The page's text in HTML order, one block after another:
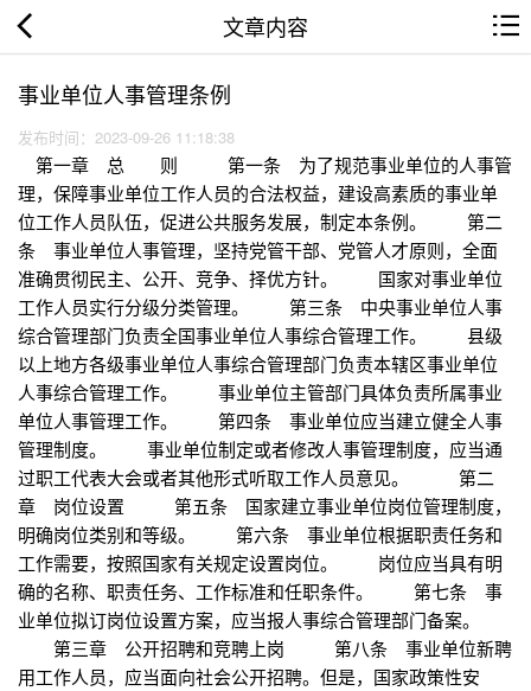
文章内容
事业单位人事管理条例
发布时间：2023-09-26 11:18:38
第一章 总 则 第一条 为了规范事业单位的人事管
理，保障事业单位工作人员的合法权益，建设高素质的事业单
位工作人员队伍，促进公共服务发展，制定本条例。 第二
条 事业单位人事管理，坚持党管干部、党管人才原则，全面
准确贯彻民主、公开、竞争、择优方针。 国家对事业单位
工作人员实行分级分类管理。 第三条 中央事业单位人事
综合管理部门负责全国事业单位人事综合管理工作。 县级
以上地方各级事业单位人事综合管理部门负责本辖区事业单位
人事综合管理工作。 事业单位主管部门具体负责所属事业
单位人事管理工作。 第四条 事业单位应当建立健全人事
管理制度。 事业单位制定或者修改人事管理制度，应当通
过职工代表大会或者其他形式听取工作人员意见。 第二
章 岗位设置 第五条 国家建立事业单位岗位管理制度，
明确岗位类别和等级。 第六条 事业单位根据职责任务和
工作需要，按照国家有关规定设置岗位。 岗位应当具有明
确的名称、职责任务、工作标准和任职条件。 第七条 事
业单位拟订岗位设置方案，应当报人事综合管理部门备案。
第三章 公开招聘和竞聘上岗 第八条 事业单位新聘
用工作人员，应当面向社会公开招聘。但是，国家政策性安